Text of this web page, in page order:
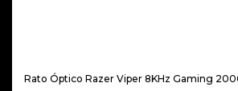
Rato Óptico Razer Viper 8KHz Gaming